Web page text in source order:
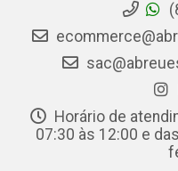
Horário de
07:30 às 12:00 e